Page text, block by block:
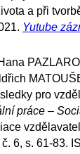
a při
Yutube
pro
práce –
6, s. 61-83.